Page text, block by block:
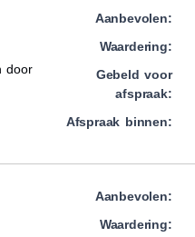
door
Aanbevolen:
Waardering:
Gebeld voor
afspraak:
Afspraak binnen:
Aanbevolen:
Waardering: